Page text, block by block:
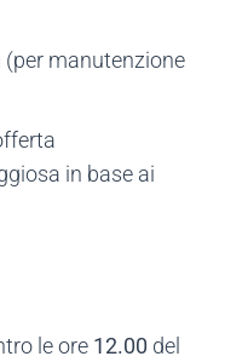
manutenzione
in base ai
le ore 12.00 del